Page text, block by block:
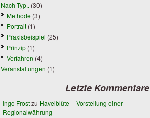
Nach Typ.. (30)
Methode (3)
Portrait (1)
Praxisbeispiel (25)
Prinzip (1)
Verfahren (4)
Veranstaltungen (1)
Letzte Kommentare
Ingo Frostzu Havelblüte – Vorstellung einer
Regionalwährung